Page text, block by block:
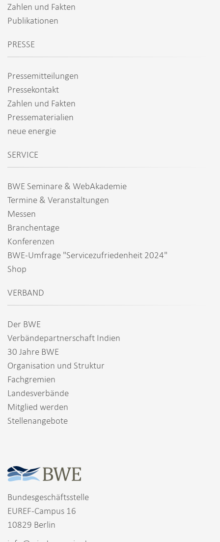
Zahlen und Fakten
Publikationen
PRESSE
Pressemitteilungen
Pressekontakt
Zahlen und Fakten
Pressematerialien
neue energie
SERVICE
BWE Seminare & WebAkademie
Termine & Veranstaltungen
Messen
Branchentage
Konferenzen
BWE-Umfrage "Servicezufriedenheit 2024"
Shop
VERBAND
Der BWE
Verbändepartnerschaft Indien
30 Jahre BWE
Organisation und Struktur
Fachgremien
Landesverbände
Mitglied werden
Stellenangebote
Bundesgeschäftsstelle
EUREF-Campus 16
10829 Berlin